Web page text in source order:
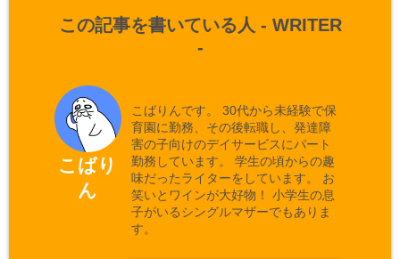
この記事を書いている人 - WRITER
-
こばり
ん
こばりんです。 30代から未経験で保
育園に勤務、その後転職し、発達障
害の子向けのデイサービスにパート
勤務しています。 学生の頃からの趣
味だったライターをしています。 お
笑いとワインが大好物！ 小学生の息
子がいるシングルマザーでもありま
す。